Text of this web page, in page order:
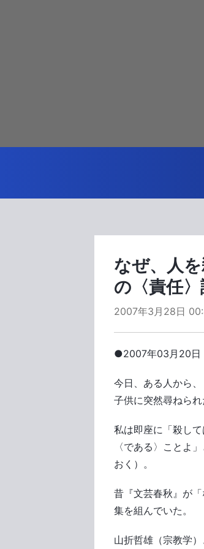
なぜ、人
の〈責任
2007年3月28日
●2007年03月20
今日、ある人から
子供に突然尋ねられ
私は即座に「殺し
〈である〉ことよ
おく）。
昔『文芸春秋』が
集を組んでいた。
山折哲雄（宗教学